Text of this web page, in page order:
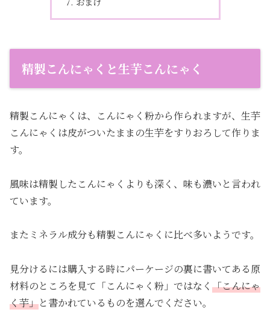
精製こんにゃくと生芋こんにゃく
精製こんにゃくは、こんにゃく粉から作られますが、生芋
こんにゃくは皮がついたままの生芋をすりおろして作りま
す。
風味は精製したこんにゃくよりも深く、味も濃いと言われ
ています。
またミネラル成分も精製こんにゃくに比べ多いようです。
見分けるには購入する時にパーケージの裏に書いてある原
材料のところを見て「こんにゃく粉」ではなく 「こんにゃ
く芋」と書かれているものを選んでください。